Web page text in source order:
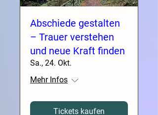
Abschiede gestalten
– Trauer verstehen
und neue Kraft finden
Sa., 24. Okt.
Mehr Infos
Tickets kaufen